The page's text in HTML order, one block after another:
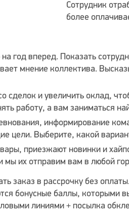
Сотрудник
более
год вперед. Показать
мнение коллектива.
сделок и увеличить оклад,
работу, а вам заниматься
информирование
цели. Выберите, какой
приезжают новинки и
мы их отправим вам в любой
заказ в рассрочку без оплаты.
бонусные баллы, которыми
линиями + посылка